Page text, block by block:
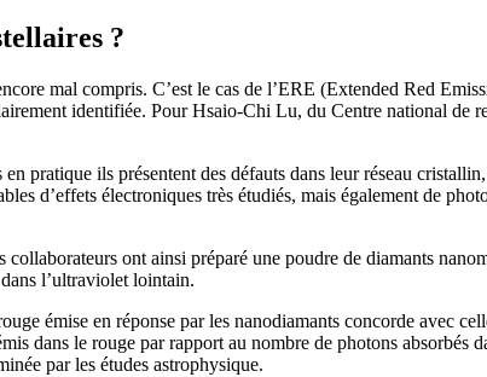
?
mal compris. C’est le cas de l’ERE (Extended Red
identifiée. Pour Hsaio-Chi Lu, du Centre national de
pratique ils présentent des défauts dans leur réseau
d’effets électroniques très étudiés, mais également de
ont ainsi préparé une poudre de diamants
l’ultraviolet lointain.
émise en réponse par les nanodiamants concorde avec
dans le rouge par rapport au nombre de photons absorbés
par les études astrophysique.